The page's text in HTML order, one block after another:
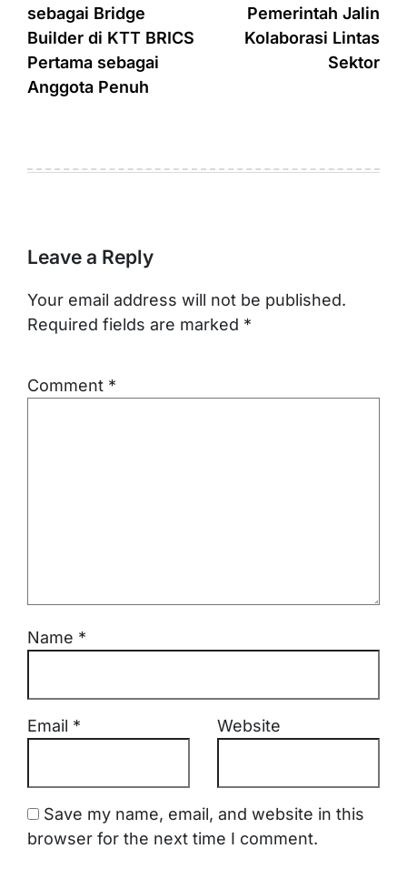
sebagai Bridge
Builder di KTT BRICS
Pertama sebagai
Anggota Penuh
Pemerintah Jalin
Kolaborasi Lintas
Sektor
Leave a Reply
Your email address will not be published.
Required fields are marked *
Comment *
Name *
Email * Website
Save my name, email, and website in this
browser for the next time I comment.